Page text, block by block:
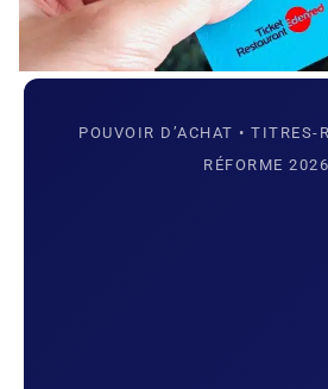
POUVOIR D’ACHAT • TITRES-
RÉFORME 2026